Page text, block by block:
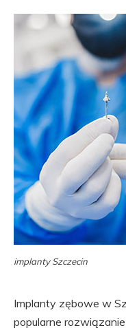
implanty Szczecin
Implanty zębowe w
popularne